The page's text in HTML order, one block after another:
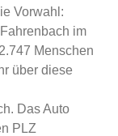
Vorwahl:
im
Menschen
über diese
Das Auto
PLZ